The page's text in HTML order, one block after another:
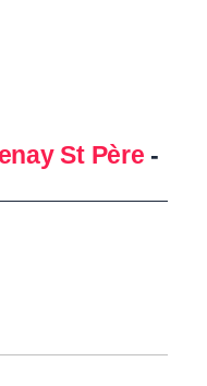
St Père -